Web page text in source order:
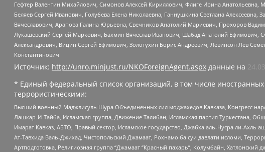
Гефтер Валентин Михайлович, Симонов Алексей Кириллович, Флиге Ирина
Беляев Сергей Иванович, Голубева Елена Николаевна, Ганнушкина Светлана
Вячеславович, Арапова Галина Юрьевна, Свечников Анатолий Мариевич, Прохоров
Лукашевский Сергей Маркович, Бахмин Вячеслав Иванович, Шабад Анатолий Ефимович,
Александрович, Вицин Сергей Ефимович, Золотухин Борис Андреевич, Левинсон Лев
Константинович
Источник: http://unro.minjust.ru/NKOForeignAgent.aspx данные на
* Единый федеральный список организаций, в том числе
террористическими:
Высший военный Маджлисуль Шура Объединенных сил моджахедов Кавказа, Конгресс
Лашкар-И-Тайба, Исламская группа, Движение Талибан, Исламская партия Туркестана,
Имарат Кавказ, АБТО, Правый сектор, Исламское государство, Джабха аль-Нусра ли-
Ат-Тавхида Валь-Джихад, Чистопольский Джамаат, Рохнамо ба суи давлати исломи,
Артподготовка, Религиозная группа “Джамаат “Красный пахарь”, Колумбайн,